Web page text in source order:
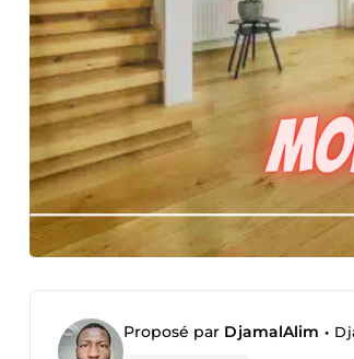
Proposé par DjamalAlim •